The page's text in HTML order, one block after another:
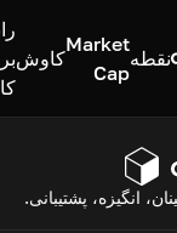
نقطه
Market
Cap
کاوش
انگیزه، پشتیبانی.